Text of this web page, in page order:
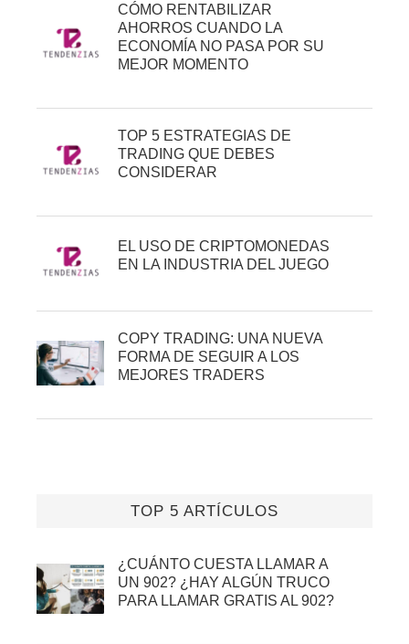
CÓMO RENTABILIZAR
AHORROS CUANDO LA
ECONOMÍA NO PASA POR SU
MEJOR MOMENTO
TOP 5 ESTRATEGIAS DE
TRADING QUE DEBES
CONSIDERAR
EL USO DE CRIPTOMONEDAS
EN LA INDUSTRIA DEL JUEGO
COPY TRADING: UNA NUEVA
FORMA DE SEGUIR A LOS
MEJORES TRADERS
TOP 5 ARTÍCULOS
¿CUÁNTO CUESTA LLAMAR A
UN 902? ¿HAY ALGÚN TRUCO
PARA LLAMAR GRATIS AL 902?